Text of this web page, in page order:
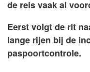
de reis vaak al
Eerst volgt de rit
lange rijen bij de
paspoortcontrole.